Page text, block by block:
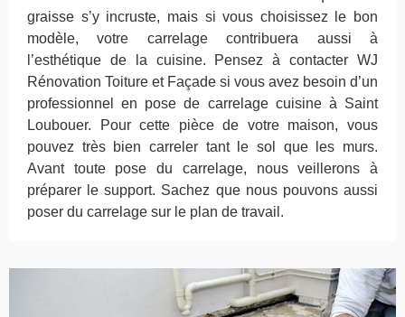
graisse s’y incruste, mais si vous choisissez le bon
modèle, votre carrelage contribuera aussi à
l’esthétique de la cuisine. Pensez à contacter WJ
Rénovation Toiture et Façade si vous avez besoin d’un
professionnel en pose de carrelage cuisine à Saint
Loubouer. Pour cette pièce de votre maison, vous
pouvez très bien carreler tant le sol que les murs.
Avant toute pose du carrelage, nous veillerons à
préparer le support. Sachez que nous pouvons aussi
poser du carrelage sur le plan de travail.